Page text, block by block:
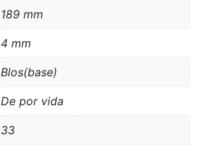
189 mm
4 mm
Blos(base)
De por vida
33